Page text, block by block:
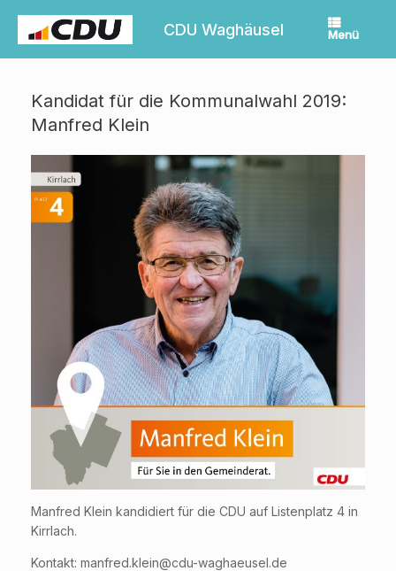
springen
CDU Waghäusel Menü
Kandidat für die Kommunalwahl 2019:
Manfred Klein
Manfred Klein kandidiert für die CDU auf Listenplatz 4 in
Kirrlach.
Kontakt: manfred.klein@cdu-waghaeusel.de